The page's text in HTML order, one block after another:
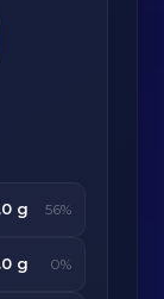
g 56%
g 0%